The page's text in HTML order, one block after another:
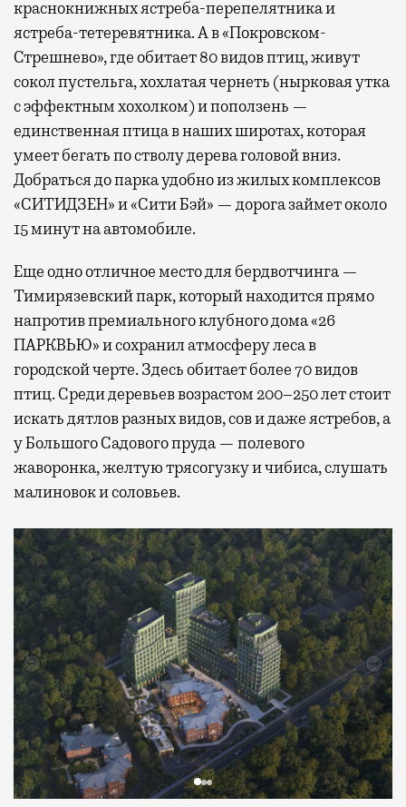
краснокнижных ястреба-перепелятника и
ястреба-тетеревятника. А в «Покровском-
Стрешнево», где обитает 80 видов птиц, живут
сокол пустельга, хохлатая чернеть (нырковая утка
с эффектным хохолком) и поползень —
единственная птица в наших широтах, которая
умеет бегать по стволу дерева головой вниз.
Добраться до парка удобно из жилых комплексов
«СИТИДЗЕН» и «Сити Бэй» — дорога займет около
15 минут на автомобиле.
Еще одно отличное место для бердвотчинга —
Тимирязевский парк, который находится прямо
напротив премиального клубного дома «26
ПАРКВЬЮ» и сохранил атмосферу леса в
городской черте. Здесь обитает более 70 видов
птиц. Среди деревьев возрастом 200–250 лет стоит
искать дятлов разных видов, сов и даже ястребов, а
у Большого Садового пруда — полевого
жаворонка, желтую трясогузку и чибиса, слушать
малиновок и соловьев.